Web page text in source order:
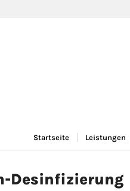
Startseite Leistungen
Desinfizierung